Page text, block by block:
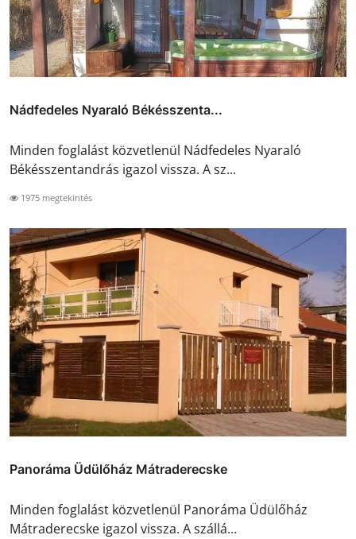
Nádfedeles Nyaraló Békésszenta...
Minden foglalást közvetlenül Nádfedeles Nyaraló
Békésszentandrás igazol vissza. A sz...
1975 megtekintés
Panoráma Üdülőház Mátraderecske
Minden foglalást közvetlenül Panoráma Üdülőház
Mátraderecske igazol vissza. A szállá...